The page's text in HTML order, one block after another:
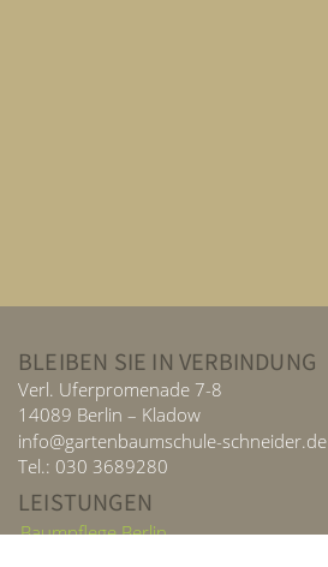
BLEIBEN SIE IN VERBINDUNG
Verl. Uferpromenade 7-8
14089 Berlin – Kladow
info@gartenbaumschule-schneider.de
Tel.: 030 3689280
LEISTUNGEN
Baumpflege Berlin